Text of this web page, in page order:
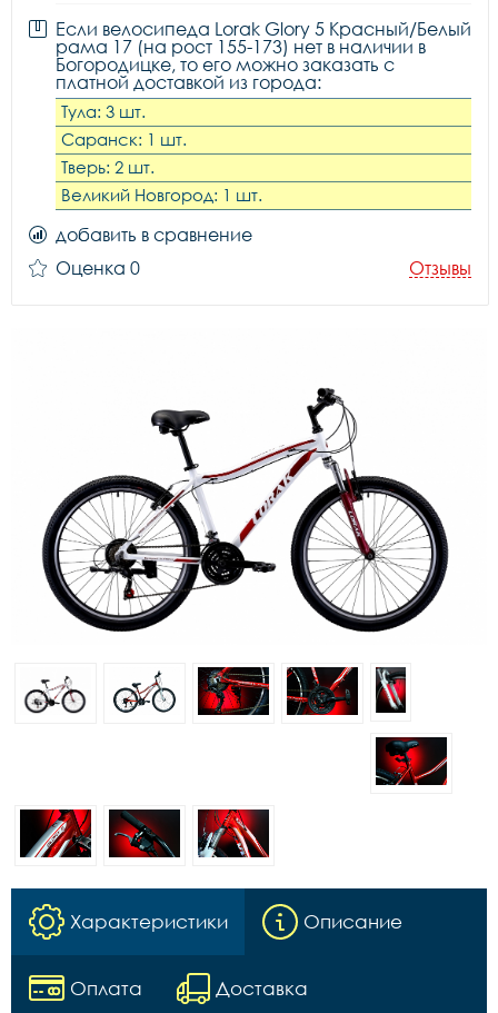
Если велосипеда Lorak Glory 5 Красный/Белый
рама 17 (на рост 155-173) нет в наличии в
Богородицке, то его можно заказать с
платной доставкой из города:
Тула: 3 шт.
Саранск: 1 шт.
Тверь: 2 шт.
Великий Новгород: 1 шт.
добавить в сравнение
Оценка 0
Отзывы
Характеристики Описание
Оплата Доставка